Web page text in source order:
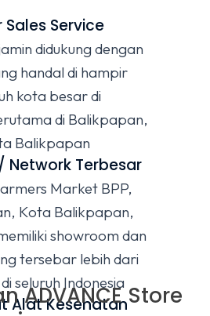
Service
didukung dengan
handal di hampir
kota besar di
di Balikpapan,
Balikpapan
Network Terbesar
Market BPP,
Kota Balikpapan,
showroom dan
tersebar lebih dari
seluruh Indonesia
Alat Kesehatan
ADVANCE Store